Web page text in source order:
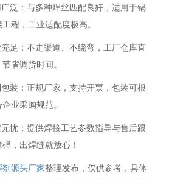
泛：与多种焊丝匹配良好，适用于锅
程，工业适配度极高。
足：不走渠道、不绕弯，工厂仓库直
省调货时间。
装：正规厂家，支持开票，包装可根
业采购规范。
忧：提供焊接工艺参数指导与售后跟
，出焊缝就放心！
剂源头厂家整理发布，仅供参考，具体